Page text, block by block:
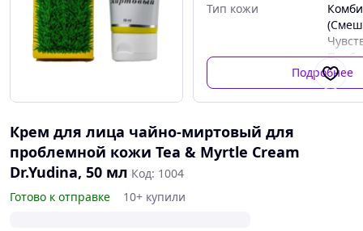
Тип кожи
типы
Время применения
Подробнее
Крем для лица чайно-миртовый для
проблемной кожи Tea & Myrtle Cream
Dr.Yudina, 50 мл Код: 1004
Готово к отправке
10+ купили